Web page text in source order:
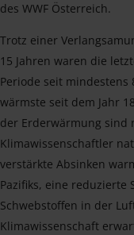
des WWF Österreich.
Trotz einer
15 Jahren waren die
Periode seit mindestens
wärmste seit dem Jahr
der Erderwärmung sind
Klimawissenschaftler
verstärkte Absinken
Pazifiks, eine reduzierte
Schwebstoffen in der
Klimawissenschaft